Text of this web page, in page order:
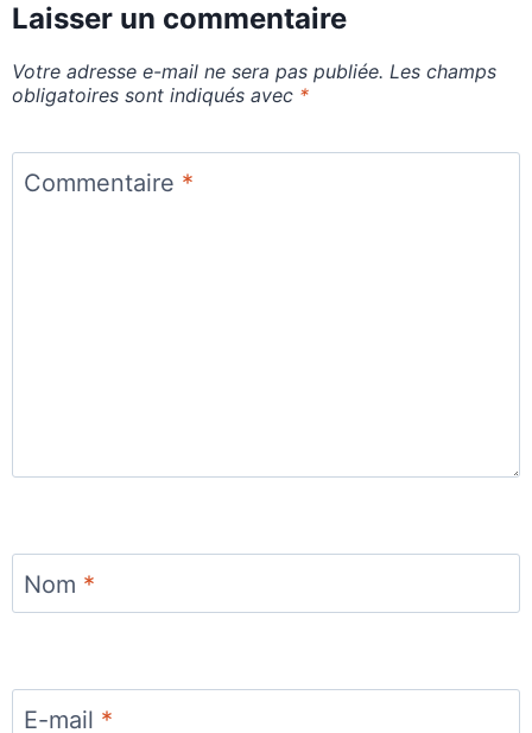
Laisser un commentaire
Votre adresse e-mail ne sera pas publiée. Les champs
obligatoires sont indiqués avec *
Commentaire *
Nom *
E-mail *